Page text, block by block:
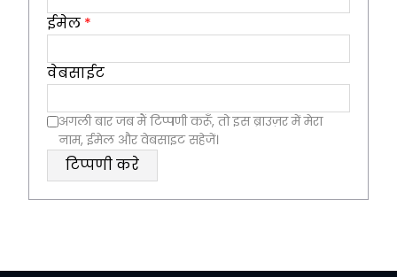
ईमेल *
वेबसाईट
अगली बार जब मैं टिप्पणी करूँ, तो इस ब्राउज़र में मेरा
नाम, ईमेल और वेबसाइट सहेजें।